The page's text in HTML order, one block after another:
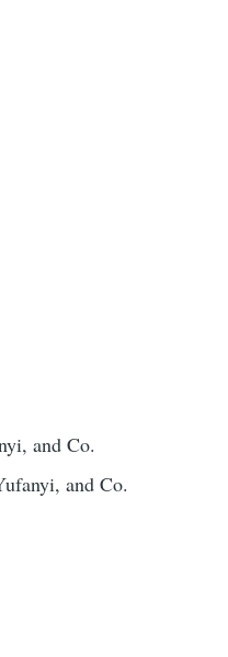
and Co.
and Co.